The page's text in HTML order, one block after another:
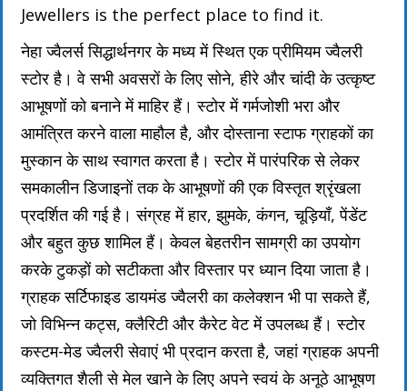
Jewellers is the perfect place to find it.
नेहा ज्वैलर्स सिद्धार्थनगर के मध्य में स्थित एक प्रीमियम ज्वैलरी
स्टोर है। वे सभी अवसरों के लिए सोने, हीरे और चांदी के उत्कृष्ट
आभूषणों को बनाने में माहिर हैं। स्टोर में गर्मजोशी भरा और
आमंत्रित करने वाला माहौल है, और दोस्ताना स्टाफ ग्राहकों का
मुस्कान के साथ स्वागत करता है। स्टोर में पारंपरिक से लेकर
समकालीन डिजाइनों तक के आभूषणों की एक विस्तृत श्रृंखला
प्रदर्शित की गई है। संग्रह में हार, झुमके, कंगन, चूड़ियाँ, पेंडेंट
और बहुत कुछ शामिल हैं। केवल बेहतरीन सामग्री का उपयोग
करके टुकड़ों को सटीकता और विस्तार पर ध्यान दिया जाता है।
ग्राहक सर्टिफाइड डायमंड ज्वैलरी का कलेक्शन भी पा सकते हैं,
जो विभिन्न कट्स, क्लैरिटी और कैरेट वेट में उपलब्ध हैं। स्टोर
कस्टम-मेड ज्वैलरी सेवाएं भी प्रदान करता है, जहां ग्राहक अपनी
व्यक्तिगत शैली से मेल खाने के लिए अपने स्वयं के अनूठे आभूषण